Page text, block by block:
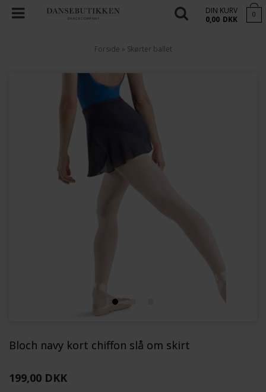
DIN KURV
0,00 DKK 0
Forside » Skørter ballet
Bloch navy kort chiffon slå om skirt
199,00 DKK